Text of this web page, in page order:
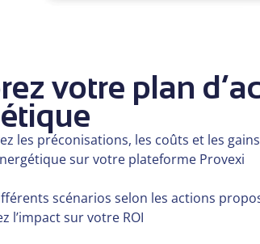
votre plan
les préconisations, les coûts et les
sur votre plateforme Provexi
scénarios selon les actions
l’impact sur votre ROI